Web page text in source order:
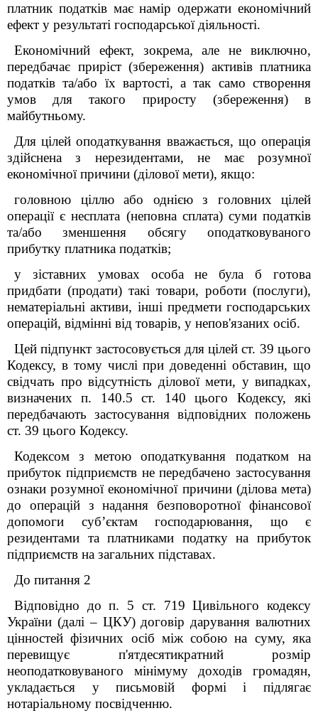
платник податків має намір одержати економічний
ефект у результаті господарської діяльності.
Економічний ефект, зокрема, але не виключно,
передбачає приріст (збереження) активів платника
податків та/або їх вартості, а так само створення
умов для такого приросту (збереження) в
майбутньому.
Для цілей оподаткування вважається, що операція
здійснена з нерезидентами, не має розумної
економічної причини (ділової мети), якщо:
головною ціллю або однією з головних цілей
операції є несплата (неповна сплата) суми податків
та/або зменшення обсягу оподатковуваного
прибутку платника податків;
у зіставних умовах особа не була б готова
придбати (продати) такі товари, роботи (послуги),
нематеріальні активи, інші предмети господарських
операцій, відмінні від товарів, у непов'язаних осіб.
Цей підпункт застосовується для цілей ст. 39 цього
Кодексу, в тому числі при доведенні обставин, що
свідчать про відсутність ділової мети, у випадках,
визначених п. 140.5 ст. 140 цього Кодексу, які
передбачають застосування відповідних положень
ст. 39 цього Кодексу.
Кодексом з метою оподаткування податком на
прибуток підприємств не передбачено застосування
ознаки розумної економічної причини (ділова мета)
до операцій з надання безповоротної фінансової
допомоги суб’єктам господарювання, що є
резидентами та платниками податку на прибуток
підприємств на загальних підставах.
До питання 2
Відповідно до п. 5 ст. 719 Цивільного кодексу
України (далі – ЦКУ) договір дарування валютних
цінностей фізичних осіб між собою на суму, яка
перевищує п'ятдесятикратний розмір
неоподатковуваного мінімуму доходів громадян,
укладається у письмовій формі і підлягає
нотаріальному посвідченню.